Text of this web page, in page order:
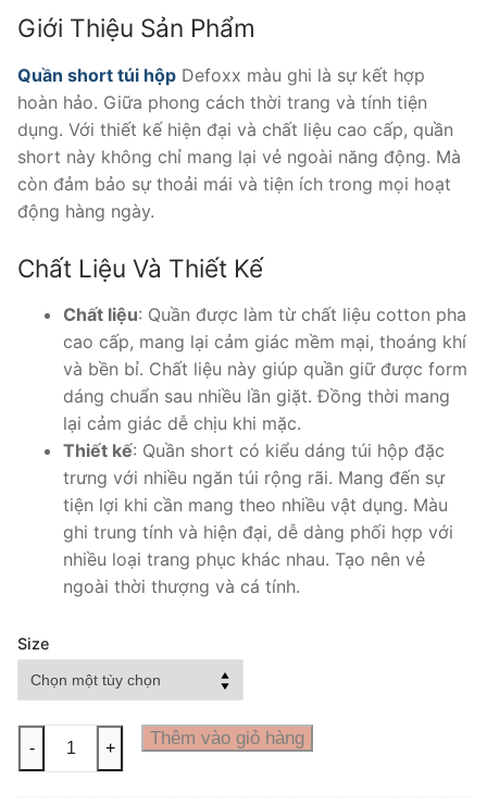
là:
350.000 ₫.
tại
là:
280.000 ₫.
Giới Thiệu Sản Phẩm
Quần short túi hộp Defoxx màu ghi là sự kết hợp
hoàn hảo. Giữa phong cách thời trang và tính tiện
dụng. Với thiết kế hiện đại và chất liệu cao cấp, quần
short này không chỉ mang lại vẻ ngoài năng động. Mà
còn đảm bảo sự thoải mái và tiện ích trong mọi hoạt
động hàng ngày.
Chất Liệu Và Thiết Kế
Chất liệu: Quần được làm từ chất liệu cotton pha
cao cấp, mang lại cảm giác mềm mại, thoáng khí
và bền bỉ. Chất liệu này giúp quần giữ được form
dáng chuẩn sau nhiều lần giặt. Đồng thời mang
lại cảm giác dễ chịu khi mặc.
Thiết kế: Quần short có kiểu dáng túi hộp đặc
trưng với nhiều ngăn túi rộng rãi. Mang đến sự
tiện lợi khi cần mang theo nhiều vật dụng. Màu
ghi trung tính và hiện đại, dễ dàng phối hợp với
nhiều loại trang phục khác nhau. Tạo nên vẻ
ngoài thời thượng và cá tính.
Size
SHORT
TÚI
- + Thêm vào giỏ hàng